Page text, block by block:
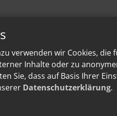
verwenden wir Cookies,
Inhalte oder zu
Sie, dass auf Basis Ihrer
Datenschutzerklärung.